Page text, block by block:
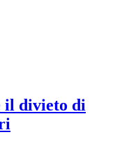
il divieto di